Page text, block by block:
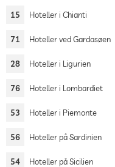
15 Hoteller i Chianti
71 Hoteller ved Gardasøen
28 Hoteller i Ligurien
76 Hoteller i Lombardiet
53 Hoteller i Piemonte
56 Hoteller på Sardinien
54 Hoteller på Sicilien